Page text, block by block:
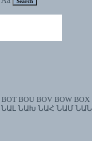
BOT BOU BOV BOW BOX
ՆԱԼ ՆԱԽ ՆԱՀ ՆԱՄ ՆԱՆ